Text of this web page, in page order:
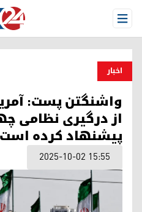
Open Menu
اخبار
واشنگتن پست:
از درگیری نظامی
پیشنهاد کرده است
2025-10-02 15:55